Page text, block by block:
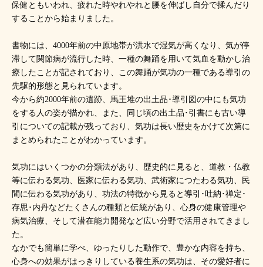
保健ともいわれ、疲れた時やれやれと腰を伸ばし自分で揉んだり
することから始まりました。
書物には、4000年前の中原地帯が洪水で湿気が高くなり、気が停
滞して関節病が流行した時、一種の舞踊を用いて気血を動かし治
療したことが記されており、この舞踊が気功の一種である導引の
先駆的形態と見られています。
今から約2000年前の遺跡、馬王堆の出土品･導引図の中にも気功
をする人の姿が描かれ、また、同じ頃の出土品･引書にも古い導
引についての記載が残っており、気功は長い歴史をかけて次第に
まとめられたことがわかっています。
気功にはいくつかの分類法があり、歴史的に見ると、道教・仏教
等に伝わる気功、医家に伝わる気功、武術家につたわる気功、民
間に伝わる気功があり、功法の特徴から見ると導引･吐納･禅定･
存思･内丹などたくさんの種類と伝統があり、心身の健康管理や
病気治療、そして潜在能力開発など広い分野で活用されてきまし
た。
なかでも簡単に学べ、ゆったりした動作で、豊かな内容を持ち、
心身への効果がはっきりしている養生系の気功は、その愛好者に